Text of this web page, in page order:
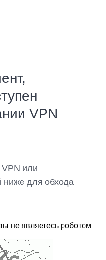
VPN
или
ниже для обхода
не являетесь роботом